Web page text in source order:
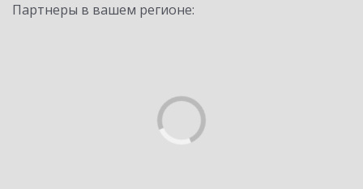
Партнеры в вашем регионе: